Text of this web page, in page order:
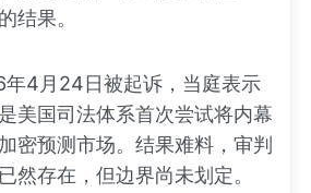
结果。
4月24日被起诉，当庭表示
美国司法体系首次尝试将内幕
密预测市场。结果难料，审判
然存在，但边界尚未划定。